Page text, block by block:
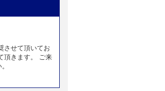
させて頂いてお
頂きます。 ご来